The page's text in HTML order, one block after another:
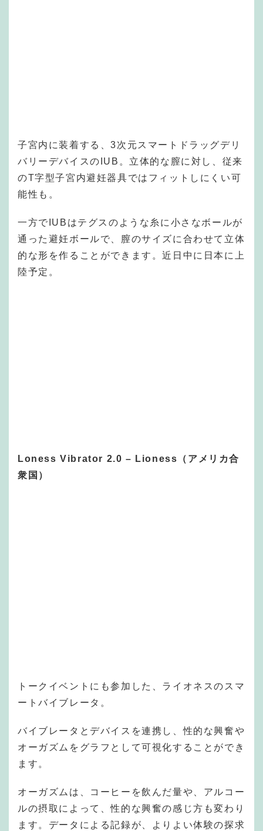
子宮内に装着する、3次元スマートドラッグデリ
バリーデバイスのIUB。立体的な膣に対し、従来
のT字型子宮内避妊器具ではフィットしにくい可
能性も。
一方でIUBはテグスのような糸に小さなボールが
通った避妊ボールで、膣のサイズに合わせて立体
的な形を作ることができます。近日中に日本に上
陸予定。
Loness Vibrator 2.0 – Lioness（アメリカ合
衆国）
トークイベントにも参加した、ライオネスのスマ
ートバイブレータ。
バイブレータとデバイスを連携し、性的な興奮や
オーガズムをグラフとして可視化することができ
ます。
オーガズムは、コーヒーを飲んだ量や、アルコー
ルの摂取によって、性的な興奮の感じ方も変わり
ます。データによる記録が、よりよい体験の探求